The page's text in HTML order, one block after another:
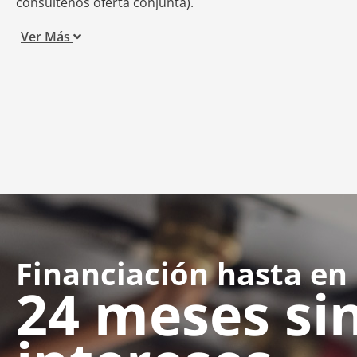
Ver Más
Financiación hasta en
24 meses